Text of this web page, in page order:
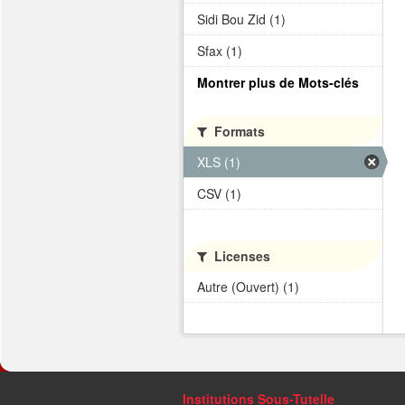
Sidi Bou Zid (1)
Sfax (1)
Montrer plus de Mots-clés
Formats
XLS (1)
CSV (1)
Licenses
Autre (Ouvert) (1)
Institutions Sous-Tutelle